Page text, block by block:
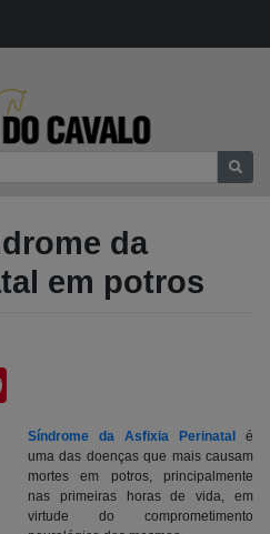
da
em potros
Síndrome da Asfixia Perinatal
é
uma das doenças que mais causam
mortes em potros, principalmente
nas primeiras horas de vida, em
virtude do comprometimento